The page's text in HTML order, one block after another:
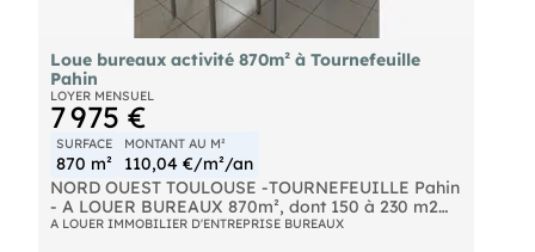
Loue bureaux activité 870m² à Tournefeuille
Pahin
LOYER MENSUEL
7 975 €
SURFACE
870 m²
MONTANT AU M²
110,04 €/m²/an
NORD OUEST TOULOUSE -TOURNEFEUILLE Pahin
- A LOUER BUREAUX 870m², dont 150 à 230 m2
locaux d'activité ou stockage, 2 portes
A LOUER IMMOBILIER D'ENTREPRISE BUREAUX